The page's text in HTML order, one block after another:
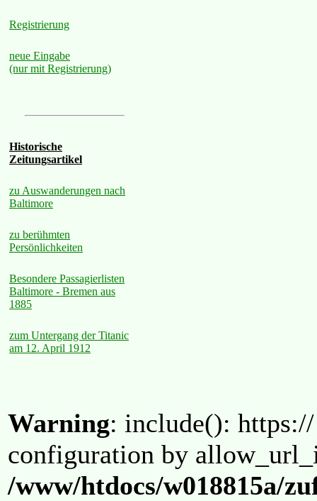
Registrierung
neue Eingabe
(nur mit Registrierung)
Historische
Zeitungsartikel
zu Auswanderungen nach
Baltimore
zu berühmten
Persönlichkeiten
Besondere Passagierlisten
Baltimore - Bremen aus
1885
zum Untergang der Titanic
am 12. April 1912
Warning: include():
configuration by
/www/htdocs/w018815a/